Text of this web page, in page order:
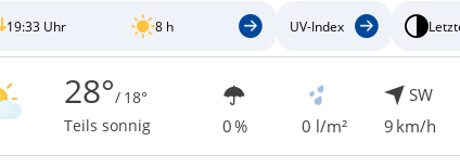
19:33 Uhr 8 h UV-Index
28°/ 18°
Teils sonnig
0 % 0 l/m²
SW
9 km/h